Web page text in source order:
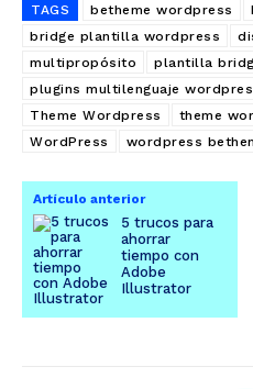
TAGS betheme wordpress
bridge plantilla wordpress
multipropósito
plantilla
plugins multilenguaje
Theme Wordpress
theme
WordPress
wordpress
Artículo anterior
5 trucos para
ahorrar
tiempo con
Adobe
Illustrator